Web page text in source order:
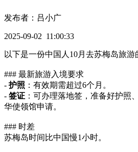
发布者：吕小广
2025-09-02 11:00:33
以下是一份中国人10月去苏梅岛旅游
### 最新旅游入境要求
- 护照 ：有效期需超过6个月。
- 签证 ：可办理落地签，准备好护
华使领馆申请。
### 时差
苏梅岛时间比中国慢1小时。